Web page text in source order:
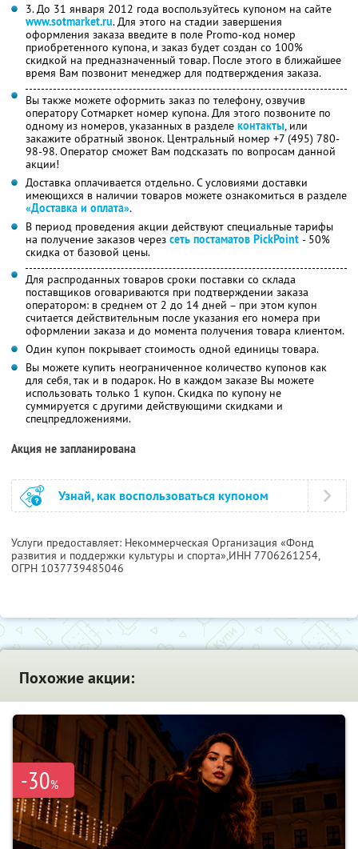
3. До 31 января 2012 года воспользуйтесь купоном на сайте
www.sotmarket.ru. Для этого на стадии завершения
оформления заказа введите в поле Promo-код номер
приобретенного купона, и заказ будет создан со 100%
скидкой на предназначенный товар. После этого в ближайшее
время Вам позвонит менеджер для подтверждения заказа.
Вы также можете оформить заказ по телефону, озвучив
оператору Сотмаркет номер купона. Для этого позвоните по
одному из номеров, указанных в разделе контакты, или
закажите обратный звонок. Центральный номер +7 (495) 780-
98-98. Оператор сможет Вам подсказать по вопросам данной
акции!
Доставка оплачивается отдельно. С условиями доставки
имеющихся в наличии товаров можете ознакомиться в разделе
«Доставка и оплата».
В период проведения акции действуют специальные тарифы
на получение заказов через сеть постаматов PickPoint - 50%
скидка от базовой цены.
Для распроданных товаров сроки поставки со склада
поставщиков оговариваются при подтверждении заказа
оператором: в среднем от 2 до 14 дней – при этом купон
считается действительным после указания его номера при
оформлении заказа и до момента получения товара клиентом.
Один купон покрывает стоимость одной единицы товара.
Вы можете купить неограниченное количество купонов как
для себя, так и в подарок. Но в каждом заказе Вы можете
использовать только 1 купон. Скидка по купону не
суммируется с другими действующими скидками и
спецпредложениями.
Акция не запланирована
Узнай, как воспользоваться купоном
Услуги предоставляет: Некоммерческая Организация «Фонд
развития и поддержки культуры и спорта»,ИНН 7706261254,
ОГРН 1037739485046
Похожие акции:
-30%